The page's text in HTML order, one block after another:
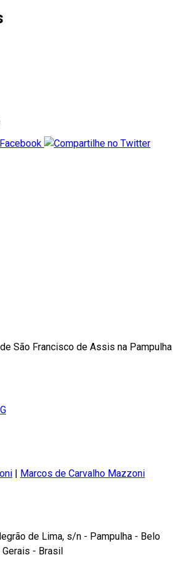
São Francisco de Assis na Pampulha
| Marcos de Carvalho Mazzoni
de Lima, s/n - Pampulha - Belo
- Brasil